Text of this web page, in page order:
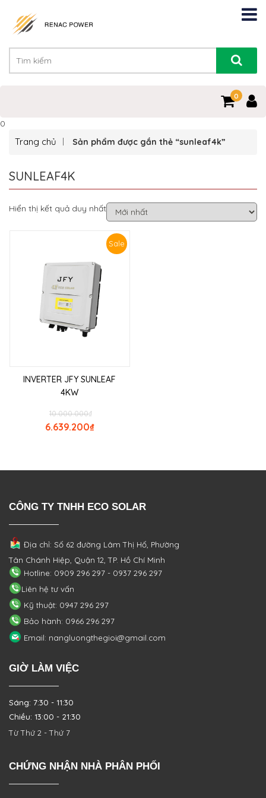
0
0
Trang chủ Sản phẩm được gắn thẻ “sunleaf4k”
SUNLEAF4K
Hiển thị kết quả duy nhất
Sale
INVERTER JFY SUNLEAF
4KW
₫
10.000.000
₫
6.639.200
CÔNG TY TNHH ECO SOLAR
Địa chỉ: Số 62 đường Lâm Thị Hố, Phường
Tân Chánh Hiệp, Quận 12, TP. Hồ Chí Minh
Hotline: 0909 296 297 - 0937 296 297
Liên hệ tư vấn
Kỹ thuật: 0947 296 297
Bảo hành: 0966 296 297
Email: nangluongthegioi@gmail.com
GIỜ LÀM VIỆC
Sáng: 7:30 - 11:30
Chiều: 13:00 - 21:30
Từ Thứ 2 - Thứ 7
CHỨNG NHẬN NHÀ PHÂN PHỐI